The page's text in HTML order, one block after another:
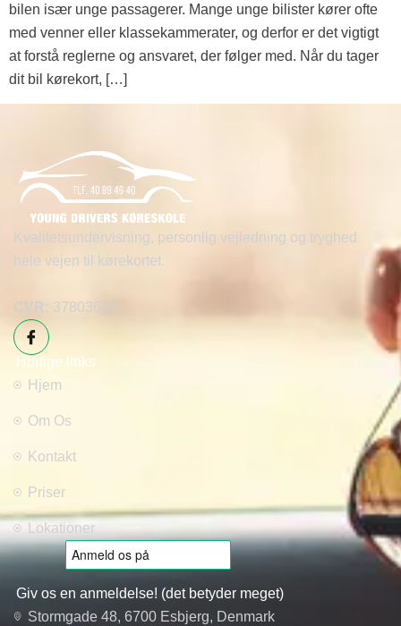
bilen især unge passagerer. Mange unge bilister kører ofte
med venner eller klassekammerater, og derfor er det vigtigt
at forstå reglerne og ansvaret, der følger med. Når du tager
dit bil kørekort, […]
Kvalitetsundervisning, personlig vejledning og tryghed
hele vejen til kørekortet.
CVR: 37803626
Hurtige links
Hjem
Om Os
Kontakt
Priser
Lokationer
Giv os en anmeldelse! (det betyder meget)
Stormgade 48, 6700 Esbjerg, Denmark